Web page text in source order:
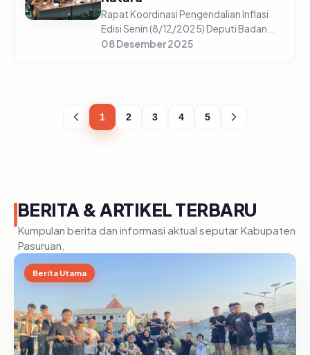
Rapat Koordinasi Pengendalian Inflasi
Edisi Senin (8/12/2025) Deputi Badan
Pusat Statistik, Pudji Ismartini
08 Desember 2025
1 2 3 4 5
BERITA & ARTIKEL TERBARU
Kumpulan berita dan informasi aktual seputar Kabupaten
Pasuruan.
Berita Utama